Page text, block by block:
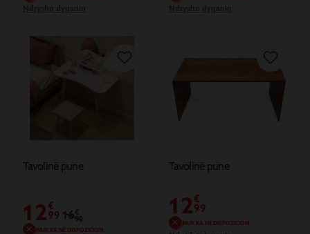
Tavolinë pune
12€
99
NUK KA NË DISPOZICION
Tavolinë pune
12€
99
NUK KA NË DISPOZICION